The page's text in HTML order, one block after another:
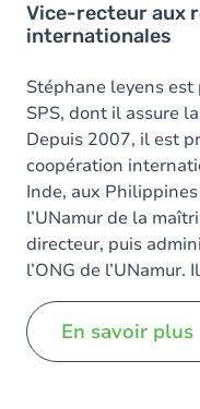
Vice-recteur aux
internationales
Stéphane leyens
SPS, dont il assure
Depuis 2007, il est
coopération
Inde, aux
l’UNamur de la
directeur, puis
l’ONG de
plus
En savoir plus